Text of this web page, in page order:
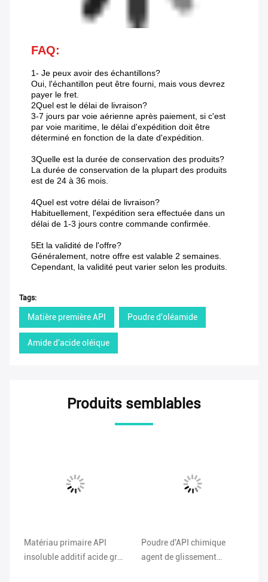
FAQ:
1- Je peux avoir des échantillons?
Oui, l'échantillon peut être fourni, mais vous devrez
payer le fret.
2Quel est le délai de livraison?
3-7 jours par voie aérienne après paiement, si c'est
par voie maritime, le délai d'expédition doit être
déterminé en fonction de la date d'expédition.
3Quelle est la durée de conservation des produits?
La durée de conservation de la plupart des produits
est de 24 à 36 mois.
4Quel est votre délai de livraison?
Habituellement, l'expédition sera effectuée dans un
délai de 1-3 jours contre commande confirmée.
5Et la validité de l'offre?
Généralement, notre offre est valable 2 semaines.
Cependant, la validité peut varier selon les produits.
Tags:
Matière première API Poudre d'oléamide
Amide d'acide oléique
Produits semblables
Matériau primaire API
insoluble additif acide gras
Poudre d'API chimique
agent de glissement